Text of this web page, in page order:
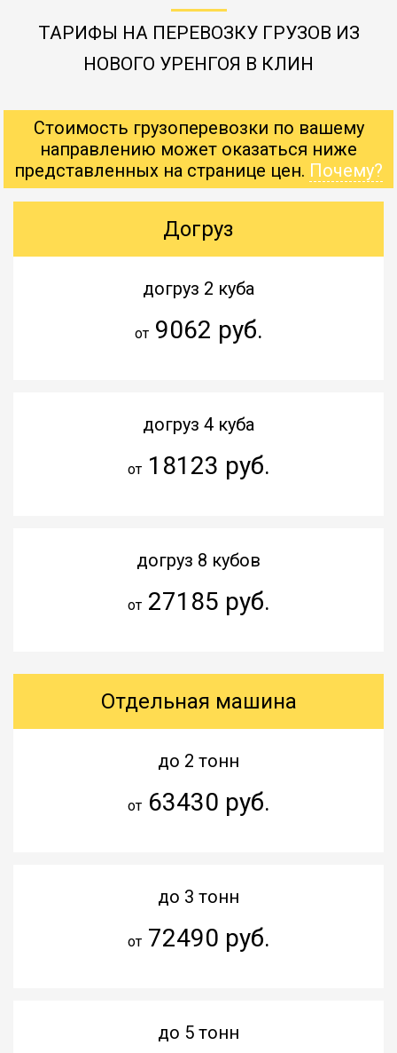
ТАРИФЫ НА ПЕРЕВОЗКУ ГРУЗОВ ИЗ
НОВОГО УРЕНГОЯ В КЛИН
Стоимость грузоперевозки по вашему
направлению может оказаться ниже
представленных на странице цен. Почему?
Догруз
догруз 2 куба
от9062 руб.
догруз 4 куба
от18123 руб.
догруз 8 кубов
от27185 руб.
Отдельная машина
до 2 тонн
от63430 руб.
до 3 тонн
от72490 руб.
до 5 тонн